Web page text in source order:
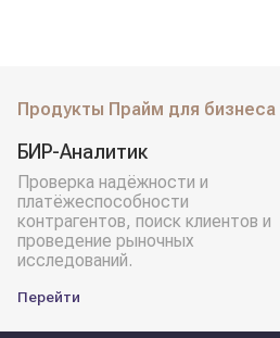
Продукты Прайм для бизнеса
БИР-Аналитик
Проверка надёжности и
платёжеспособности
контрагентов, поиск клиентов и
проведение рыночных
исследований.
Перейти